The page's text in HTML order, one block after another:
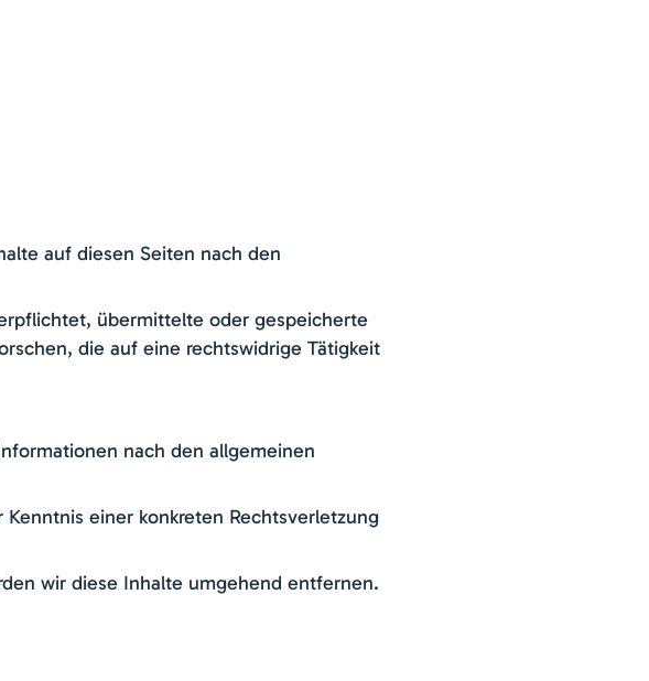
auf diesen Seiten nach den
übermittelte oder gespeicherte
die auf eine rechtswidrige Tätigkeit
nach den allgemeinen
einer konkreten Rechtsverletzung
wir diese Inhalte umgehend entfernen.